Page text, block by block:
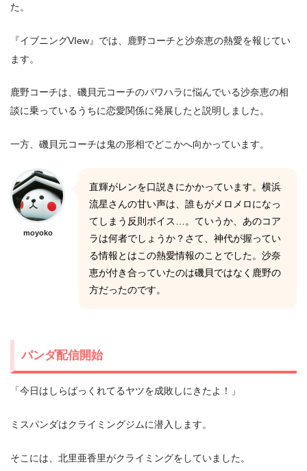
た。
『イブニングVIew』では、鹿野コーチと沙奈恵の熱愛を報じてい
ます。
鹿野コーチは、磯貝元コーチのパワハラに悩んでいる沙奈恵の相
談に乗っているうちに恋愛関係に発展したと説明しました。
一方、磯貝元コーチは鬼の形相でどこかへ向かっています。
moyoko
直輝がレンを口説きにかかっています。横浜
流星さんの甘い声は、誰もがメロメロになっ
てしまう反則ボイス…。ていうか、あのコア
ラは何者でしょうか？さて、神代が握ってい
る情報とはこの熱愛情報のことでした。沙奈
恵が付き合っていたのは磯貝ではなく鹿野の
方だったのです。
パンダ配信開始
「今日はしらばっくれてるヤツを成敗しにきたよ！」
ミスパンダはクライミングジムに潜入します。
そこには、北里亜香里がクライミングをしていました。